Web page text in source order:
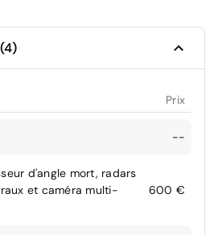
Prix
--
d'angle mort, radars
et caméra multi-
600 €